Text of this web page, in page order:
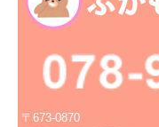
〒673-0870